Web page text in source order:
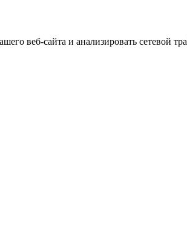
веб-сайта и анализировать сетевой